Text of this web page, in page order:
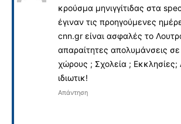
κρούσμα μηνιγγίτιδας στα
έγιναν τις προηγούμενες
cnn.gr είναι ασφαλές το
απαραίτητες απολυμάνσεις
χώρους ; Σχολεία ; Εκκλησίες;
ιδιωτικ!
Απάντηση